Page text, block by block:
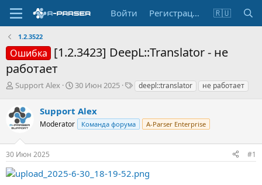
Войти Регистрация 🇷🇺
1.2.3522
Ошибка [1.2.3423] DeepL::Translator - не
работает
А
т
о
р
е
м
ы
Support Alex
Д
а
н
ч
л
а
30 Июн 2025
Т
и
deepl::translator не работает
Support Alex
Moderator Команда форума A-Parser Enterprise
30 Июн 2025 #1